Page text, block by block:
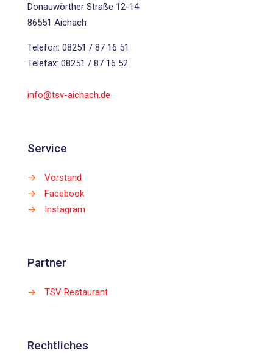
Donauwörther Straße 12-14
86551 Aichach
Telefon: 08251 / 87 16 51
Telefax: 08251 / 87 16 52
info@tsv-aichach.de
Service
→
Vorstand
→
Facebook
→
Instagram
Partner
→ TSV Restaurant
Rechtliches